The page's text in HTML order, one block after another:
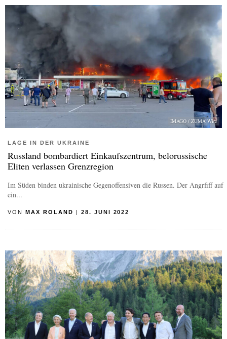
IMAGO / ZUMA Wire
LAGE IN DER UKRAINE
Russland bombardiert Einkaufszentrum, belorussische
Eliten verlassen Grenzregion
Im Süden binden ukrainische Gegenoffensiven die Russen. Der Angrfiff auf
ein...
VON MAX ROLAND | 28. JUNI 2022